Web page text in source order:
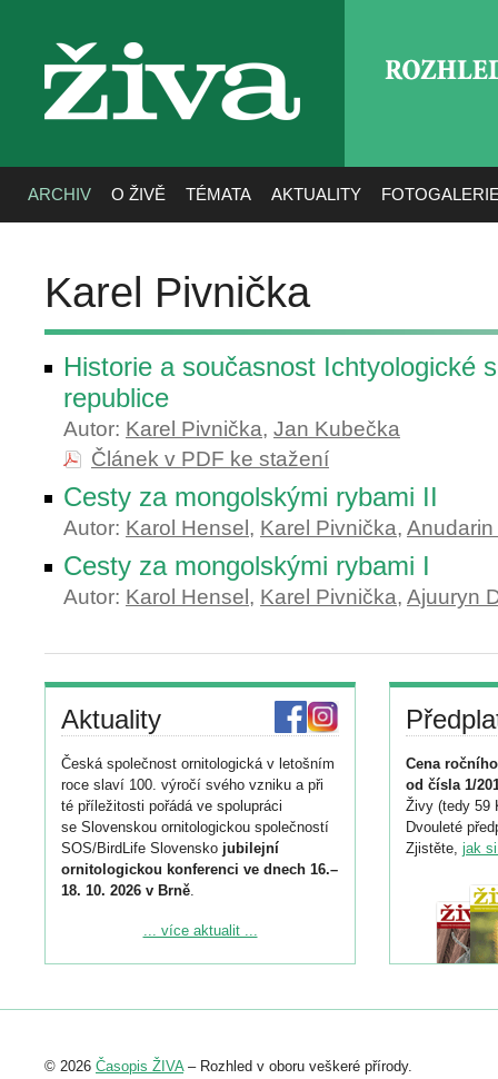
živa
ARCHIV O ŽIVĚ TÉMATA AKTUALITY
Karel Pivnička
Historie a současnost Ichtyologické
republice
Autor: Karel Pivnička, Jan Kubečka
Článek v PDF ke stažení
Cesty za mongolskými rybami II
Autor: Karol Hensel , Karel Pivnička,
Cesty za mongolskými rybami I
Autor: Karol Hensel , Karel Pivnička, Ajuuryn
Aktuality
Česká společnost ornitologická v letošním
roce slaví 100. výročí svého vzniku a při
té příležitosti pořádá ve spolupráci
se Slovenskou ornitologickou společností
SOS/BirdLife Slovensko jubilejní
ornitologickou konferenci ve dnech 16.–
18. 10. 2026 v Brně.
Podrobnější informace ke konferenci
Registrovat se můžete do 6. září.
abstraktu přihlášené přednášky nebo
... více aktualit ...
Cena
od čísla 1/
Živy (tedy 59
Dvouleté
Zjistěte, jak
© 2026 Časopis ŽIVA– Rozhled v oboru veškeré přírody.